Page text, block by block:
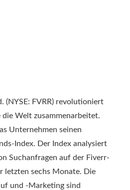
(NYSE: FVRR) revolutioniert
Welt zusammenarbeitet.
Unternehmen seinen
Index. Der Index analysiert
Suchanfragen auf der Fiverr-
letzten sechs Monate. Die
und -Marketing sind